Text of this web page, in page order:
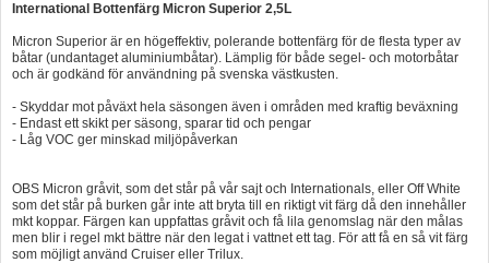
International Bottenfärg Micron Superior 2,5L
Micron Superior är en högeffektiv, polerande bottenfärg för de flesta typer av
båtar (undantaget aluminiumbåtar). Lämplig för både segel- och motorbåtar
och är godkänd för användning på svenska västkusten.
- Skyddar mot påväxt hela säsongen även i områden med kraftig beväxning
- Endast ett skikt per säsong, sparar tid och pengar
- Låg VOC ger minskad miljöpåverkan
OBS Micron gråvit, som det står på vår sajt och Internationals, eller Off White
som det står på burken går inte att bryta till en riktigt vit färg då den innehåller
mkt koppar. Färgen kan uppfattas gråvit och få lila genomslag när den målas
men blir i regel mkt bättre när den legat i vattnet ett tag. För att få en så vit färg
som möjligt använd Cruiser eller Trilux.